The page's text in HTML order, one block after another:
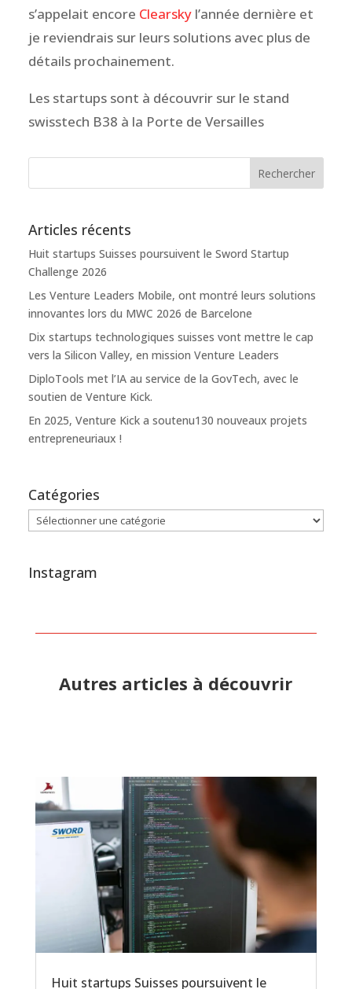
s’appelait encore Clearskyl’année dernière et
je reviendrais sur leurs solutions avec plus de
détails prochainement.
Les startups sont à découvrir sur le stand
swisstech B38 à la Porte de Versailles
Articles récents
Huit startups Suisses poursuivent le Sword Startup
Challenge 2026
Les Venture Leaders Mobile, ont montré leurs solutions
innovantes lors du MWC 2026 de Barcelone
Dix startups technologiques suisses vont mettre le cap
vers la Silicon Valley, en mission Venture Leaders
DiploTools met l’IA au service de la GovTech, avec le
soutien de Venture Kick.
En 2025, Venture Kick a soutenu130 nouveaux projets
entrepreneuriaux !
Catégories
Catégories
Instagram
Autres articles à découvrir
Huit startups Suisses poursuivent le